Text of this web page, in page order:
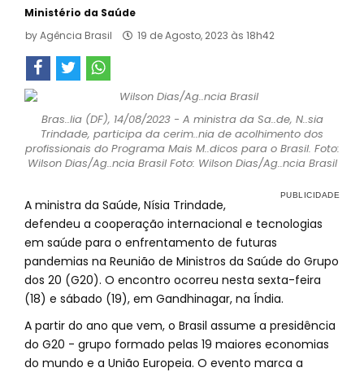
Ministério da Saúde
byAgência Brasil 19 de Agosto, 2023 às 18h42
Bras..lia (DF), 14/08/2023 - A ministra da Sa..de, N..sia
Trindade, participa da cerim..nia de acolhimento dos
profissionais do Programa Mais M..dicos para o Brasil. Foto:
Wilson Dias/Ag..ncia Brasil Foto: Wilson Dias/Ag..ncia Brasil
A ministra da Saúde, Nísia Trindade,
defendeu a cooperação internacional e tecnologias
em saúde para o enfrentamento de futuras
pandemias na Reunião de Ministros da Saúde do Grupo
dos 20 (G20). O encontro ocorreu nesta sexta-feira
(18) e sábado (19), em Gandhinagar, na Índia.
A partir do ano que vem, o Brasil assume a presidência
do G20 - grupo formado pelas 19 maiores economias
do mundo e a União Europeia. O evento marca a